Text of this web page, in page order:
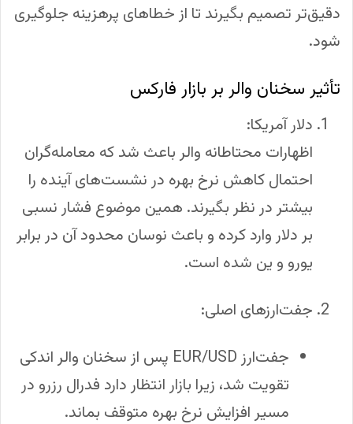
دقیق‌تر تصمیم بگیرند تا از خطاهای پرهزینه جلوگیری
شود.
تأثیر سخنان والر بر بازار فارکس
دلار آمریکا:
اظهارات محتاطانه والر باعث شد که معامله‌گران
احتمال کاهش نرخ بهره در نشست‌های آینده را
بیشتر در نظر بگیرند. همین موضوع فشار نسبی
بر دلار وارد کرده و باعث نوسان محدود آن در برابر
یورو و ین شده است.
جفت‌ارزهای اصلی:
جفت‌ارز EUR/USD پس از سخنان والر اندکی
تقویت شد، زیرا بازار انتظار دارد فدرال رزرو در
مسیر افزایش نرخ بهره متوقف بماند.